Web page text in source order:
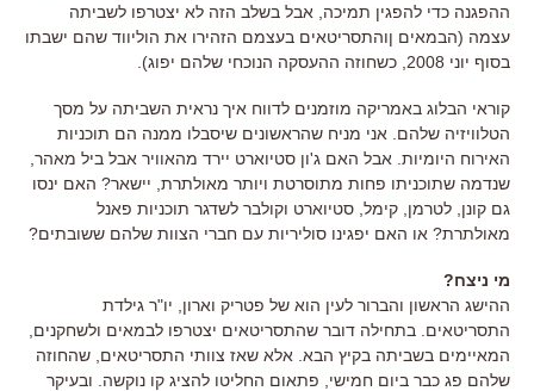
ההפגנה כדי להפגין תמיכה, אבל בשלב הזה לא יצטרפו לשביתה
עצמה (הבמאים ןוהתסריטאים בעצמם הזהירו את הוליווד שהם ישבתו
בסוף יוני 2008, כשחוזה ההעסקה הנוכחי שלהם יפוג).
קוראי הבלוג באמריקה מוזמנים לדווח איך נראית השביתה על מסך
הטלוויזיה שלהם. אני מניח שהראשונים שיסבלו ממנה הם תוכניות
האירוח היומיות. אבל האם ג'ון סטיוארט יירד מהאוויר אבל ביל מאהר,
שנדמה שתוכניתו פחות מתוסרטת ויותר מאולתרת, יישאר? האם ינסו
גם קונן, לטרמן, קימל, סטיוארט וקולבר לשדגר תוכניות פאנל
מאולתרת? או האם יפגינו סוליריות עם חברי הצוות שלהם ששובתים?
מי ניצח?
ההישג הראשון והברור לעין הוא של פטריק וארון, יו"ר גילדת
התסריטאים. בתחילה דובר שהתסריטאים יצטרפו לבמאים ולשחקנים,
המאיימים בשביתה בקיץ הבא. אלא שאז צוותי התסריטאים, שהחוזה
שלהם פג כבר ביום חמישי, פתאום החליטו להציג קו נוקשה. ובעיקר